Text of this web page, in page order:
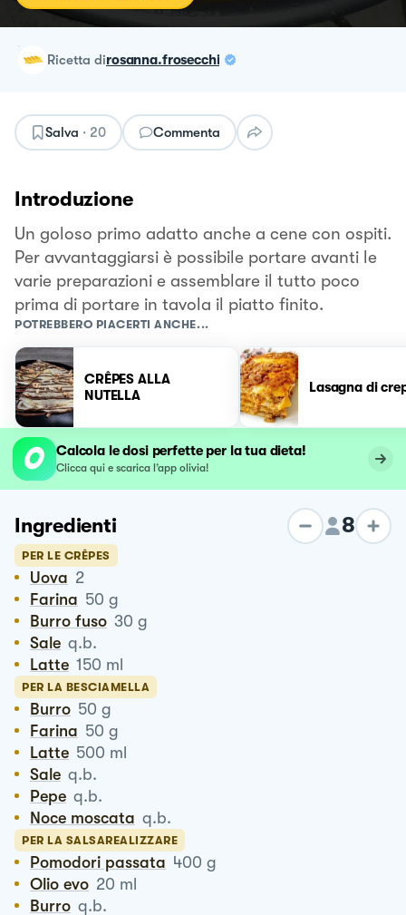
ricetta dirosanna.frosecchi
Salva · 20 Commenta
Introduzione
Un goloso primo adatto anche a cene con ospiti.
Per avvantaggiarsi è possibile portare avanti le
varie preparazioni e assemblare il tutto poco
prima di portare in tavola il piatto finito.
POTREBBERO PIACERTI ANCHE...
CRÊPES ALLA
NUTELLA
Lasagna di
Calcola le dosi perfette per la tua dieta!
Clicca qui e scarica l’app olivia!
Ingredienti 8
PER LE CRÊPES
Uova 2
Farina 50 g
Burro fuso 30 g
Sale q.b.
Latte 150 ml
PER LA BESCIAMELLA
Burro 50 g
Farina 50 g
Latte 500 ml
Sale q.b.
Pepe q.b.
Noce moscata q.b.
PER LA SALSAREALIZZARE
Pomodori passata 400 g
Olio evo 20 ml
Burro q.b.